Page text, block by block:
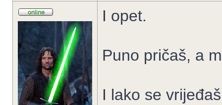
I opet.
Puno pričaš, a
I lako se